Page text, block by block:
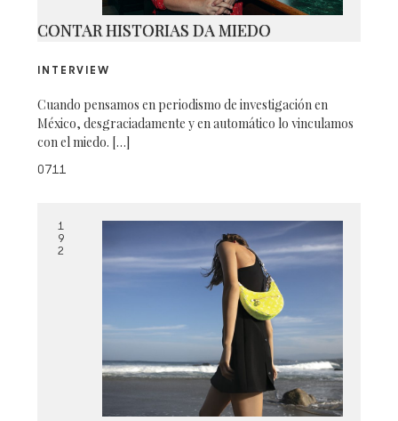
CONTAR HISTORIAS DA MIEDO
INTERVIEW
Cuando pensamos en periodismo de investigación en
México, desgraciadamente y en automático lo vinculamos
con el miedo. […]
0711
1
9
2